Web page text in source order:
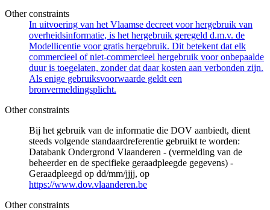
Other constraints
In uitvoering van het Vlaamse decreet voor hergebruik van
overheidsinformatie, is het hergebruik geregeld d.m.v. de
Modellicentie voor gratis hergebruik. Dit betekent dat elk
commercieel of niet-commercieel hergebruik voor onbepaalde
duur is toegelaten, zonder dat daar kosten aan verbonden zijn.
Als enige gebruiksvoorwaarde geldt een
bronvermeldingsplicht.
Other constraints
Bij het gebruik van de informatie die DOV aanbiedt, dient
steeds volgende standaardreferentie gebruikt te worden:
Databank Ondergrond Vlaanderen - (vermelding van de
beheerder en de specifieke geraadpleegde gegevens) -
Geraadpleegd op dd/mm/jjjj, op
https://www.dov.vlaanderen.be
Other constraints